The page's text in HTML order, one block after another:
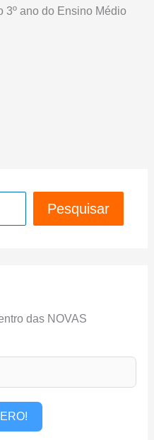
3º ano do Ensino Médio
Pesquisar
das NOVAS